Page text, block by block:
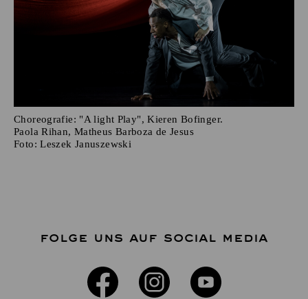
Choreografie: "A light Play", Kieren Bofinger.
Paola Rihan, Matheus Barboza de Jesus
Foto: Leszek Januszewski
FOLGE UNS AUF SOCIAL MEDIA